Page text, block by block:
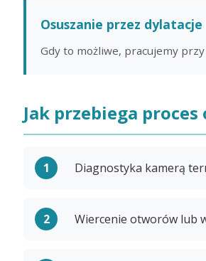
Osuszanie przez dylatacje
Gdy to możliwe, pracujemy
Jak przebiega proces
Diagnostyka kamerą
Wiercenie otworów lub